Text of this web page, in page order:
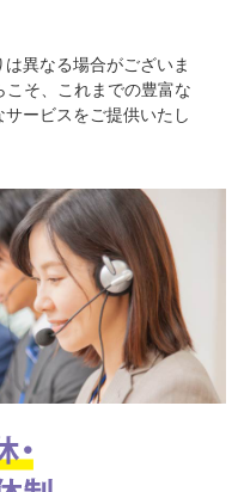
異なる場合がございま
こそ、これまでの豊富な
ービスをご提供いたし